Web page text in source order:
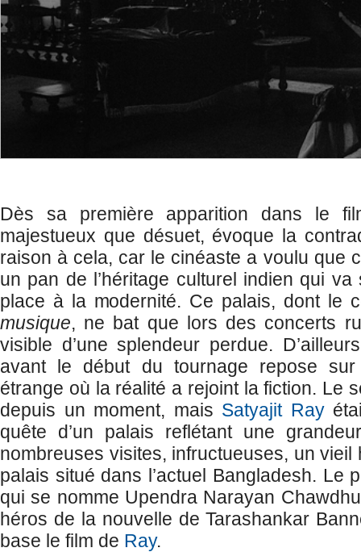
Dès sa première apparition dans le
majestueux que désuet, évoque la
raison à cela, car le cinéaste a voulu que
un pan de l’héritage culturel indien qui va
place à la modernité. Ce palais, dont
musique, ne bat que lors des concerts
visible d’une splendeur perdue.
avant le début du tournage repose
étrange où la réalité a rejoint la fiction. Le
depuis un moment, mais Satyajit Ray
quête d’un palais reflétant une
nombreuses visites, infructueuses, un vieil
palais situé dans l’actuel Bangladesh. Le
qui se nomme Upendra Narayan
héros de la nouvelle de Tarashankar
base le film de Ray.